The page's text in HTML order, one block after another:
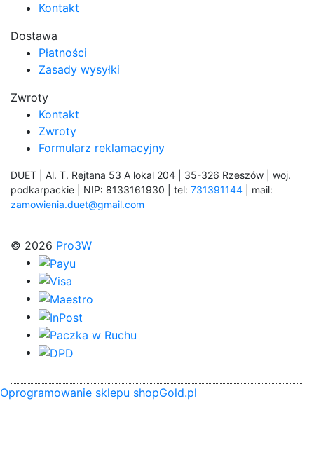
Kontakt
Dostawa
Płatności
Zasady wysyłki
Zwroty
Kontakt
Zwroty
Formularz reklamacyjny
DUET | Al. T. Rejtana 53 A lokal 204 | 35-326 Rzeszów | woj.
podkarpackie | NIP: 8133161930 | tel: 731391144 | mail:
zamowienia.duet@gmail.com
© 2026 Pro3W
Oprogramowanie sklepu shopGold.pl